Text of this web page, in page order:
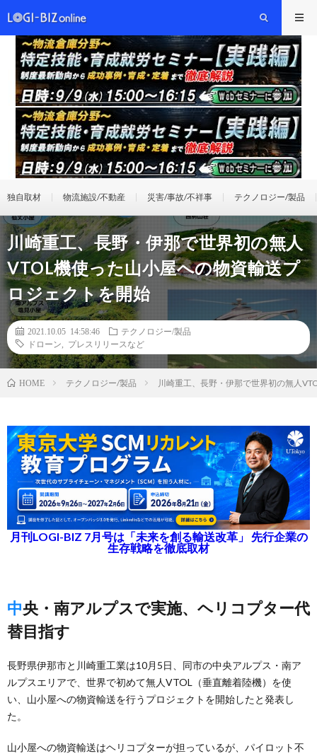
独自取材 物流施設/不動産 災害/事故/不祥事 テクノロジー/製品
川崎重工、長野・伊那で世界初の無人
VTOL機使った山小屋への物資輸送プ
ロジェクトを開始
2021.10.05 14:58:46
テクノロジー/製品
ドローン
プレスリリースなど
HOME テクノロジー/製品 川崎重工、長野・伊那で世界初の無人
月刊LOGI-BIZ 7月号は「未来を創る輸送改革」 先行企業の
生存戦略を徹底取材
中央・南アルプスで実施、ヘリコプター代
替目指す
長野県伊那市と川崎重工業は10月5日、同市の中央アルプス・南ア
ルプスエリアで、世界で初めて無人VTOL（垂直離着陸機）を使
い、山小屋への物資輸送を行うプロジェクトを開始したと発表し
た。
山小屋への物資輸送はヘリコプターが担っているが、パイロット不